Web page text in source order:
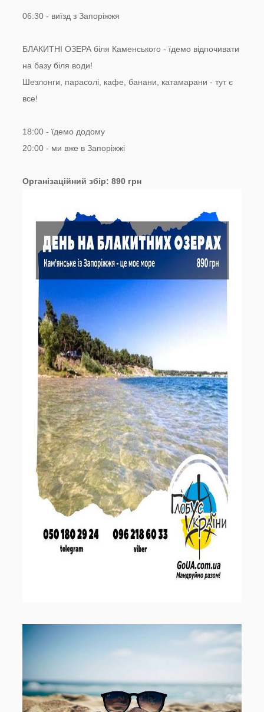
06:30 - виїзд з Запоріжжя
БЛАКИТНІ ОЗЕРА біля Каменського - їдемо відпочивати
на базу біля води!
Шезлонги, парасолі, кафе, банани, катамарани - тут є
все!
18:00 - їдемо додому
20:00 - ми вже в Запоріжжі
Організаційний збір: 890 грн